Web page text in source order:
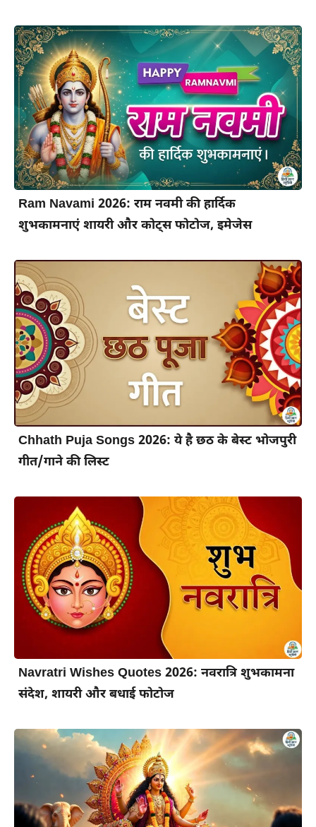
Ram Navami 2026: राम नवमी की हार्दिक
शुभकामनाएं शायरी और कोट्स फोटोज, इमेजेस
Chhath Puja Songs 2026: ये है छठ के बेस्ट भोजपुरी
गीत/गाने की लिस्ट
Navratri Wishes Quotes 2026: नवरात्रि शुभकामना
संदेश, शायरी और बधाई फोटोज